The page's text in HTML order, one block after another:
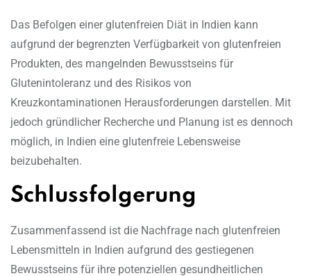
Das Befolgen einer glutenfreien Diät in Indien kann
aufgrund der begrenzten Verfügbarkeit von glutenfreien
Produkten, des mangelnden Bewusstseins für
Glutenintoleranz und des Risikos von
Kreuzkontaminationen Herausforderungen darstellen. Mit
jedoch gründlicher Recherche und Planung ist es dennoch
möglich, in Indien eine glutenfreie Lebensweise
beizubehalten.
Schlussfolgerung
Zusammenfassend ist die Nachfrage nach glutenfreien
Lebensmitteln in Indien aufgrund des gestiegenen
Bewusstseins für ihre potenziellen gesundheitlichen